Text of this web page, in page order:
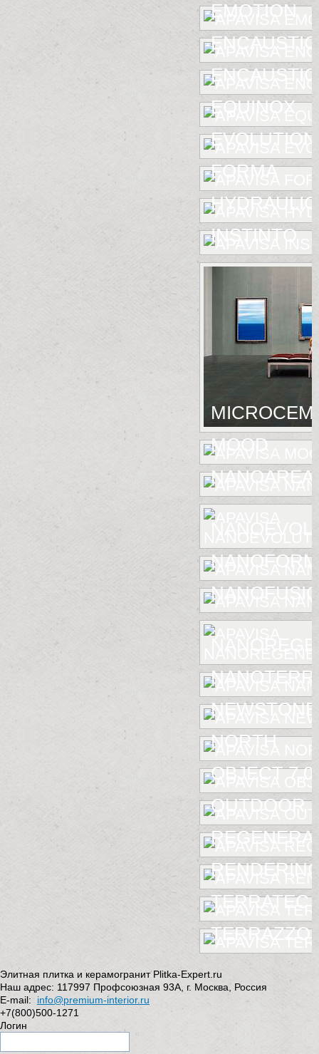
EMOTION
ENCAUSTIC
EQUINOX
EVOLUTION
FORMA
HYDRAULIC
INSTINTO
MOOD
NANOAREA
NEWSTONE
NORTH
OBJECT 7.0
OUTDOOR
TERRATEC
TERRAZZO
Элитная плитка и керамогранит Plitka-Expert.ru
Наш адрес: 117997 Профсоюзная 93А г. Москва, Россия
E-mail:
info@premium-interior.ru
+7(800)500-1271
Логин